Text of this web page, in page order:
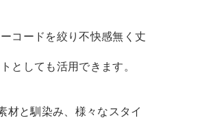
コードを絞り不快感無く丈
としても活用できます。
材と馴染み、様々なスタイ